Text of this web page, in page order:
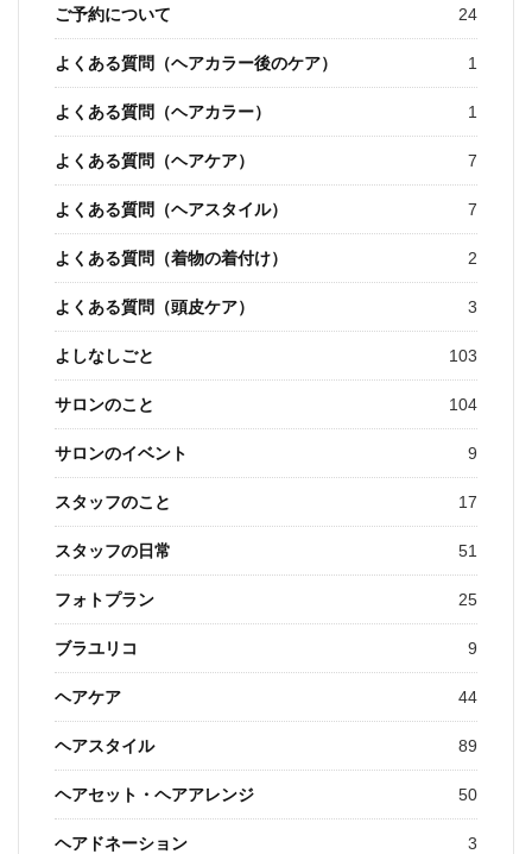
ご予約について 24
よくある質問（ヘアカラー後のケア） 1
よくある質問（ヘアカラー） 1
よくある質問（ヘアケア） 7
よくある質問（ヘアスタイル） 7
よくある質問（着物の着付け） 2
よくある質問（頭皮ケア） 3
よしなしごと 103
サロンのこと 104
サロンのイベント 9
スタッフのこと 17
スタッフの日常 51
フォトプラン 25
ブラユリコ 9
ヘアケア 44
ヘアスタイル 89
ヘアセット・ヘアアレンジ 50
ヘアドネーション 3